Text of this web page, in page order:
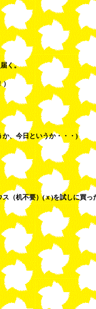
届く。
、今日というか・・・)
（机不要）(ｘ)を試しに買っ